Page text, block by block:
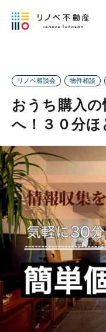
リノベ相談会 物件相談
おうち購入
へ！３０分